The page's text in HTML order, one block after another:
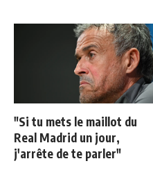
"Si tu mets le maillot du
Real Madrid un jour,
j'arrête de te parler"